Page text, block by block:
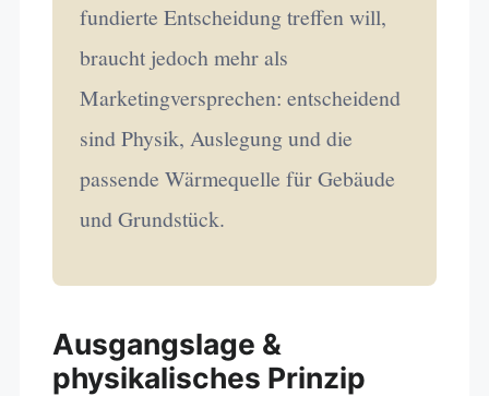
fundierte Entscheidung treffen will,
braucht jedoch mehr als
Marketingversprechen: entscheidend
sind Physik, Auslegung und die
passende Wärmequelle für Gebäude
und Grundstück.
Ausgangslage &
physikalisches Prinzip